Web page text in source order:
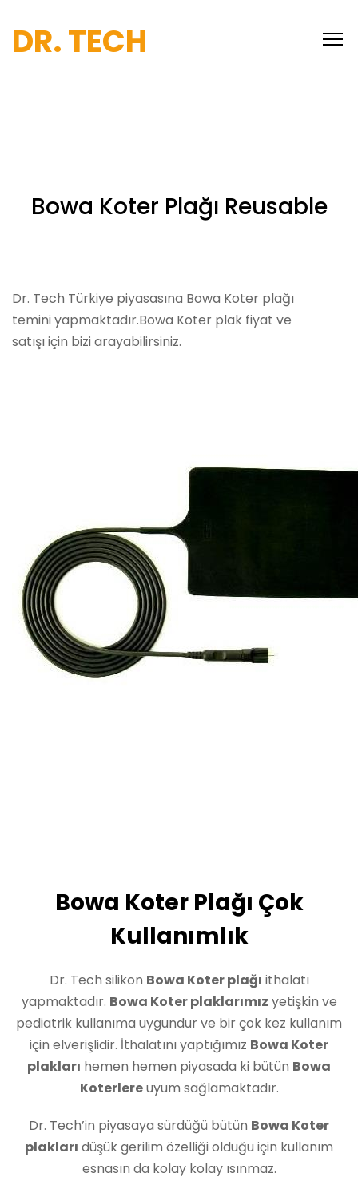
DR. TECH
Bowa Koter Plağı Reusable
Dr. Tech Türkiye piyasasına Bowa Koter plağı
temini yapmaktadır.Bowa Koter plak fiyat ve
satışı için bizi arayabilirsiniz.
Bowa Koter Plağı Çok
Kullanımlık
Dr. Tech silikon Bowa Koter plağı ithalatı
yapmaktadır. Bowa Koter plaklarımız yetişkin ve
pediatrik kullanıma uygundur ve bir çok kez kullanım
için elverişlidir. İthalatını yaptığımız Bowa Koter
plakları hemen hemen piyasada ki bütün Bowa
Koterlereuyum sağlamaktadır.
Dr. Tech’in piyasaya sürdüğü bütün Bowa Koter
plakları düşük gerilim özelliği olduğu için kullanım
esnasın da kolay kolay ısınmaz.